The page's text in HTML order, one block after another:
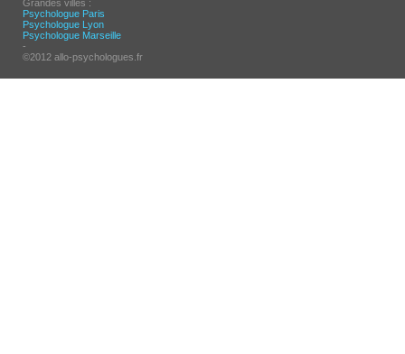
Grandes villes :
Psychologue Paris
Psychologue Lyon
Psychologue Marseille
-
©2012 allo-psychologues.fr